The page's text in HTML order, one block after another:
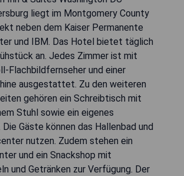
liegt im Montgomery County
neben dem Kaiser Permanente
und IBM. Das Hotel bietet täglich
an. Jedes Zimmer ist mit
Flachbildfernseher und einer
ausgestattet. Zu den weiteren
gehören ein Schreibtisch mit
Stuhl sowie ein eigenes
Die Gäste können das Hallenbad und
nutzen. Zudem stehen ein
und ein Snackshop mit
und Getränken zur Verfügung. Der